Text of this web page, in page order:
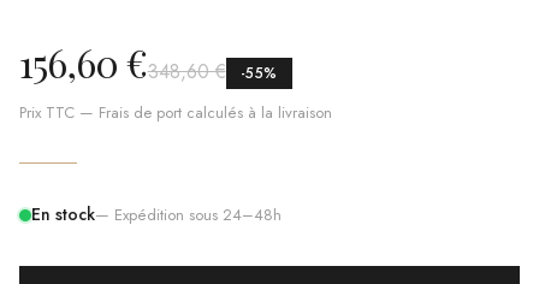
156,60 €348,60 € -55%
Prix TTC — Frais de port calculés à la livraison
En stock— Expédition sous 24–48h